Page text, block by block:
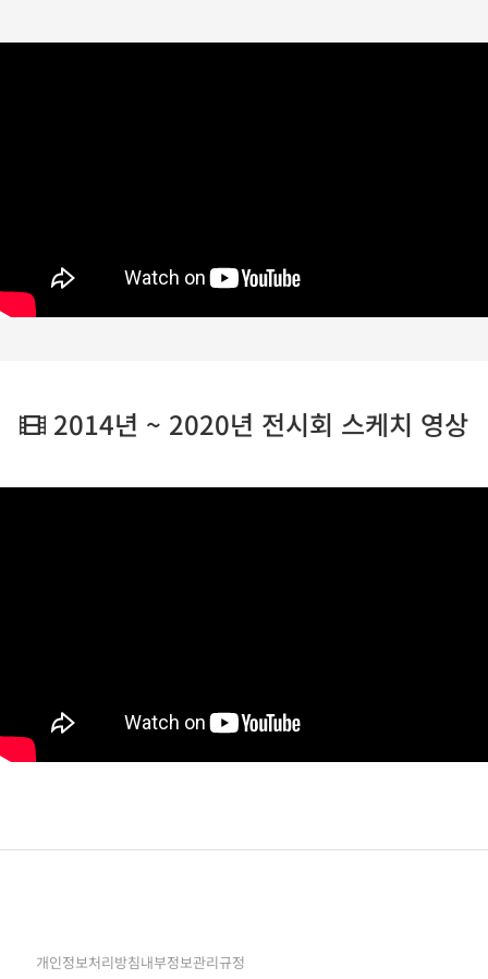
2014년 ~ 2020년 전시회 스케치 영상
개인정보처리방침내부정보관리규정